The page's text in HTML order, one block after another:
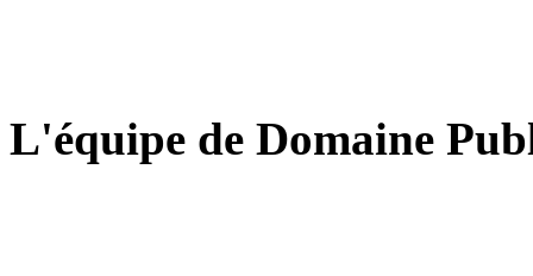
L'équipe de Domaine